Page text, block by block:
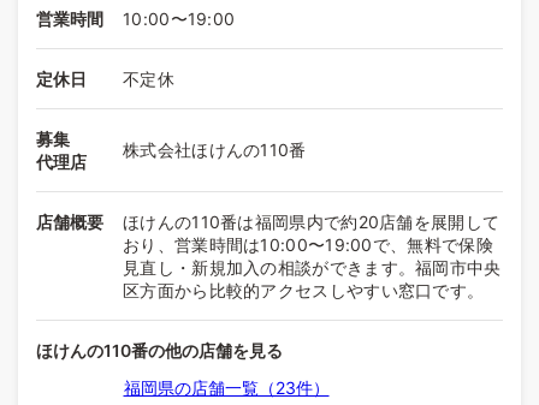
営業時間 10:00〜19:00
定休日 不定休
募集
代理店
株式会社ほけんの110番
店舗概要
ほけんの110番は福岡県内で約20店舗を展開して
おり、営業時間は10:00〜19:00で、無料で保険
見直し・新規加入の相談ができます。福岡市中央
区方面から比較的アクセスしやすい窓口です。
ほけんの110番の他の店舗を見る
福岡県の店舗一覧（23件）